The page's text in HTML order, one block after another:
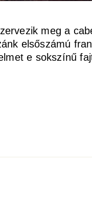
meg a
elsőszámú
e sokszínű